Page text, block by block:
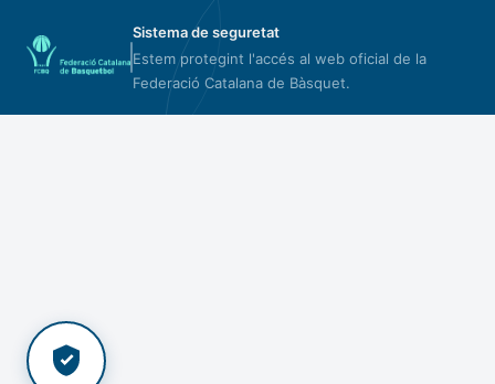
Sistema de seguretat
Estem protegint l'accés al web oficial de la
Federació Catalana de Bàsquet.